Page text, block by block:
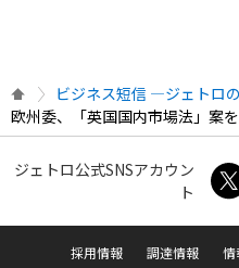
ビジネス短信 ―ジェトロ
欧州委、「英国国内市場法」案
ジェトロ公式SNSアカウン
ト
採用情報 調達情報 情